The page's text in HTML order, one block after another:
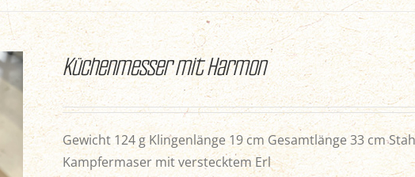
Küchenmesser mit Harmon
Gewicht 124 g Klingenlänge 19 cm Gesamtlänge 33 cm
Kampfermaser mit verstecktem Erl